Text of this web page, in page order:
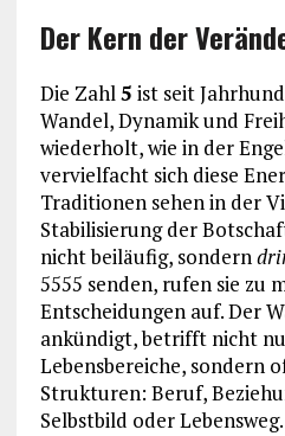
Der Kern der
Die Zahl5 ist seit
Wandel, Dynamik und
wiederholt, wie in der
vervielfacht sich diese
Traditionen sehen in der
Stabilisierung der
nicht beiläufig, sondern
5555 senden, rufen sie zu
Entscheidungen auf. Der
ankündigt, betrifft nicht
Lebensbereiche, sondern
Strukturen: Beruf,
Selbstbild oder Lebensweg.